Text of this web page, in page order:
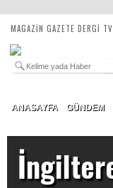
MAGAZİN GAZETE DERGİ TV
ANASAYFA GÜNDEM